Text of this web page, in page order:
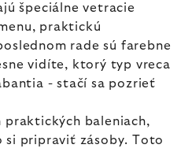
špeciálne vetracie
praktickú
rade sú farebne
vidíte, ktorý typ vreca
- stačí sa pozrieť
praktických baleniach,
si pripraviť zásoby. Toto